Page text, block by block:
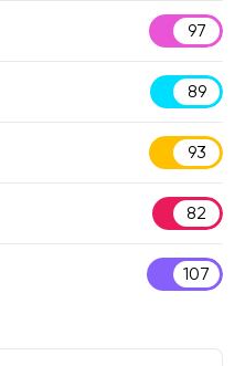
97
89
93
82
107